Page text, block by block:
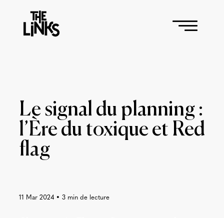
Le signal du planning :
l’Ère du toxique et Red
flag
11 Mar 2024• 3 min de lecture